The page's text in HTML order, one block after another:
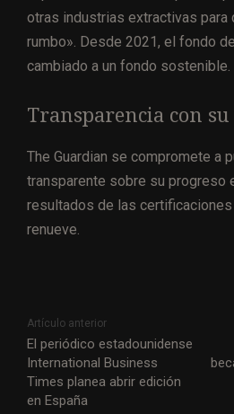
otras industrias extractivas para
rumbo». Desde 2021, el fondo
cambiado a un fondo sostenible.
Transparencia con
The Guardian se compromete a
transparente sobre su progreso
resultados de las
renueve.
Artículo anterior
El periódico estadounidense
International Business
Times planea abrir edición
en España